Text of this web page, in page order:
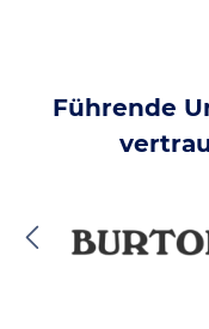
Führende